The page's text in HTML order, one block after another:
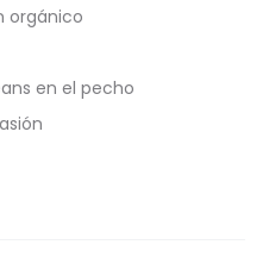
orgánico
en el pecho